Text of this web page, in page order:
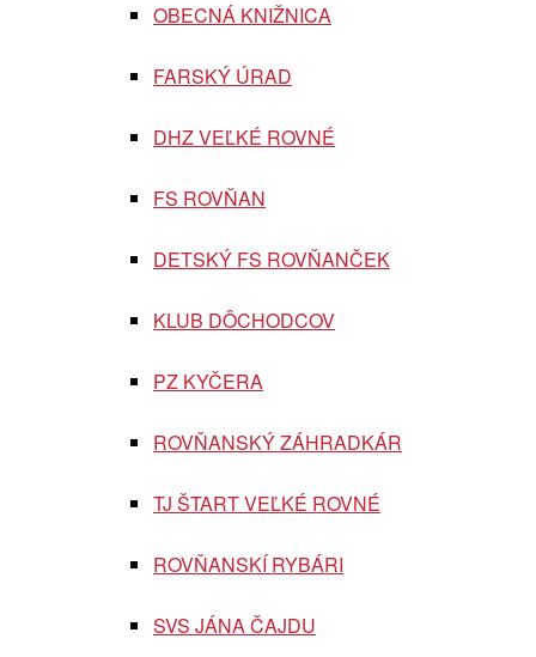
OBECNÁ KNIŽNICA
FARSKÝ ÚRAD
DHZ VEĽKÉ ROVNÉ
FS ROVŇAN
DETSKÝ FS ROVŇANČEK
KLUB DÔCHODCOV
PZ KYČERA
ROVŇANSKÝ ZÁHRADKÁR
TJ ŠTART VEĽKÉ ROVNÉ
ROVŇANSKÍ RYBÁRI
SVS JÁNA ČAJDU